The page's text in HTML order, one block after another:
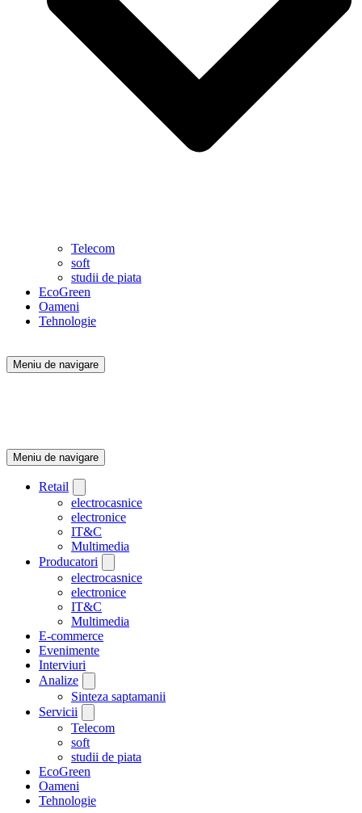
Telecom
soft
studii de piata
EcoGreen
Oameni
Tehnologie
Meniu de navigare
Meniu de navigare
Retail
electrocasnice
electronice
IT&C
Multimedia
Producatori
electrocasnice
electronice
IT&C
Multimedia
E-commerce
Evenimente
Interviuri
Analize
Sinteza saptamanii
Servicii
Telecom
soft
studii de piata
EcoGreen
Oameni
Tehnologie